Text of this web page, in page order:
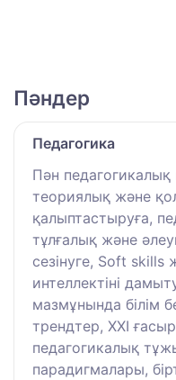
Пәндер
Педагогика
Пән
теориялық және
қалыптастыруға,
тұлғалық және
сезінуге, Soft
интеллектіні
мазмұнында білім
трендтер, XXI
педагогикалық
парадигмалары,